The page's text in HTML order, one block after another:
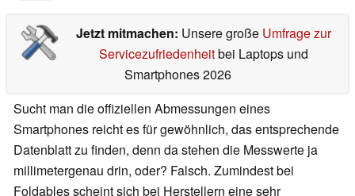
Jetzt mitmachen: Unsere große Umfrage zur
Servicezufriedenheitbei Laptops und
Smartphones 2026
Sucht man die offiziellen Abmessungen eines
Smartphones reicht es für gewöhnlich, das entsprechende
Datenblatt zu finden, denn da stehen die Messwerte ja
millimetergenau drin, oder? Falsch. Zumindest bei
Foldables scheint sich bei Herstellern eine sehr